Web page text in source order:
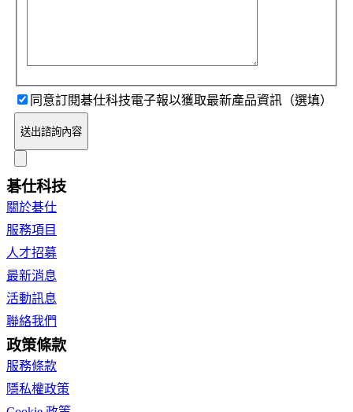
同意訂閱碁仕科技電子報以獲取最新產品資訊（選填）
送出諮詢內容
碁仕科技
關於碁仕
服務項目
人才招募
最新消息
活動訊息
聯絡我們
政策條款
服務條款
隱私權政策